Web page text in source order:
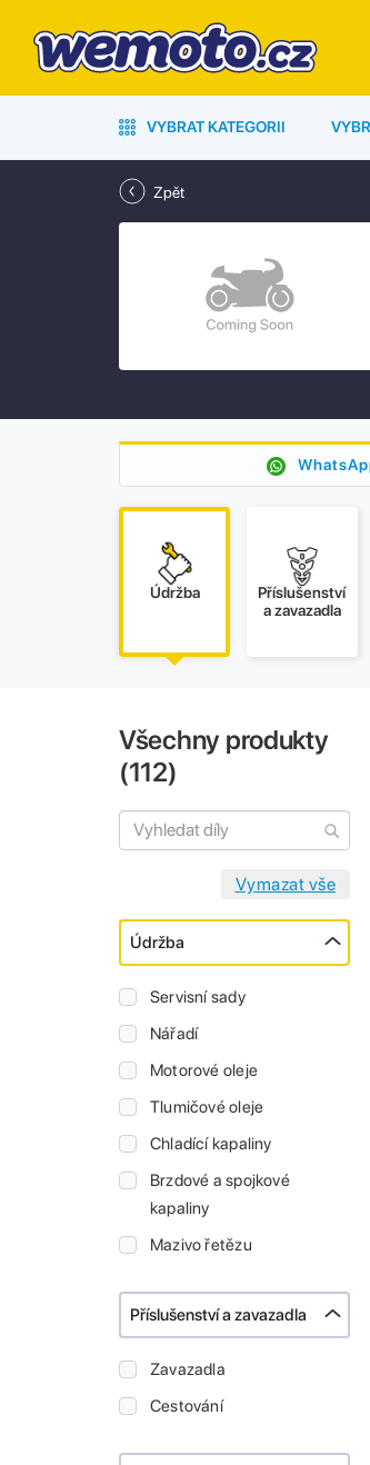
VYBRAT KATEGORII
Zpět
Údržba
Příslušenství
a zavazadla
Všechny produkty
(112)
Údržba
Servisní sady
Nářadí
Motorové oleje
Tlumičové oleje
Chladící kapaliny
Brzdové a spojkové
kapaliny
Mazivo řetězu
Příslušenství a zavazadla
Zavazadla
Cestování